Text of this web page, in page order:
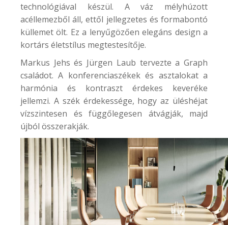
technológiával készül. A váz mélyhúzott
acéllemezből áll, ettől jellegzetes és formabontó
küllemet ölt. Ez a lenyűgözően elegáns design a
kortárs életstílus megtestesítője.
Markus Jehs és Jürgen Laub tervezte a Graph
családot. A konferenciaszékek és asztalokat a
harmónia és kontraszt érdekes keveréke
jellemzi. A szék érdekessége, hogy az üléshéjat
vízszintesen és függőlegesen átvágják, majd
újból összerakják.